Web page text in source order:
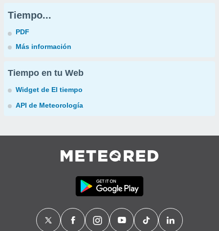
Tiempo...
PDF
Más información
Tiempo en tu Web
Widget de El tiempo
API de Meteorología